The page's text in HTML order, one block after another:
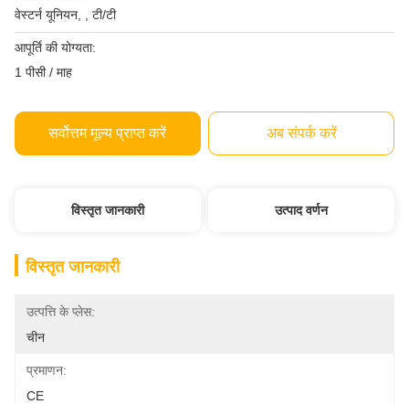
वेस्टर्न यूनियन, , टी/टी
आपूर्ति की योग्यता:
1 पीसी / माह
सर्वोत्तम मूल्य प्राप्त करें अब संपर्क करें
विस्तृत जानकारी उत्पाद वर्णन
विस्तृत जानकारी
उत्पत्ति के प्लेस:
चीन
प्रमाणन:
CE